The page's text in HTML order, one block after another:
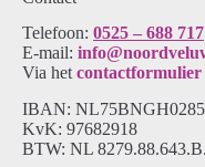
Telefoon: 0525 – 688 717
E-mail:
Via het contactformulier
IBAN:
KvK: 97682918
BTW: NL